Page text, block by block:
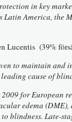
in key
Latin America, the
Lucentis (39%
to maintain and
cause of
for European
edema
blindness. Late-